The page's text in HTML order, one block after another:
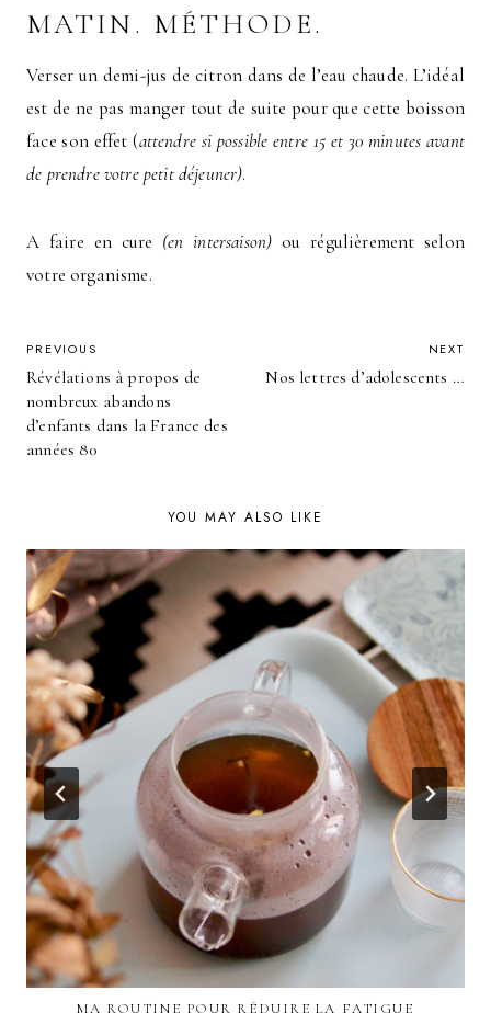
MATIN. MÉTHODE.
Verser un demi-jus de citron dans de l’eau chaude. L’idéal
est de ne pas manger tout de suite pour que cette boisson
face son effet (attendre si possible entre 15 et 30 minutes avant
de prendre votre petit déjeuner).
A faire en cure (en intersaison) ou régulièrement selon
votre organisme.
POST
NAVIGATION
PREVIOUS
Révélations à propos de
nombreux abandons
d’enfants dans la France des
années 80
NEXT
Nos lettres d’adolescents …
YOU MAY ALSO LIKE
MA ROUTINE POUR RÉDUIRE LA FATIGUE